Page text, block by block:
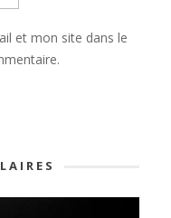
et mon site dans le